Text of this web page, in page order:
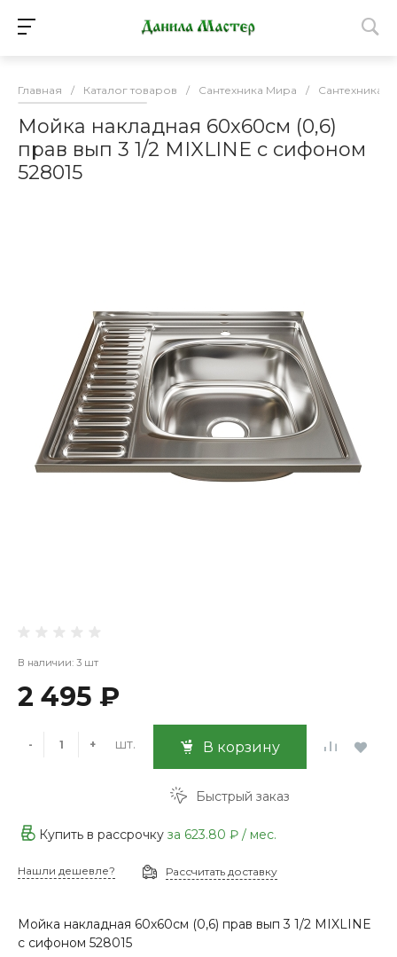
Главная / Каталог товаров / Сантехника Мира / Сантехника
Мойка накладная 60х60см (0,6)
прав вып 3 1/2 MIXLINE с сифоном
528015
В наличии: 3 шт
2 495 ₽
- + шт. В корзину
Быстрый заказ
Купить в рассрочку за 623.80 ₽ / мес.
Нашли дешевле? Рассчитать доставку
Мойка накладная 60х60см (0,6) прав вып 3 1/2 MIXLINE
с сифоном 528015